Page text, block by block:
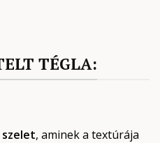
TÉGLA:
, aminek a textúrája